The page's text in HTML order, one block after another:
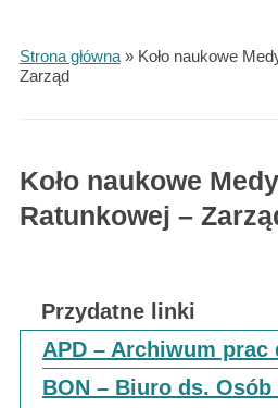
Strona główna» Koło naukowe
Zarząd
Koło naukowe
Ratunkowej –
Przydatne linki
APD – Archiwum
BON – Biuro ds. Osób